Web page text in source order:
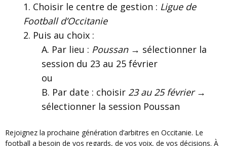
Choisir le centre de gestion : Ligue de
Football d’Occitanie
Puis au choix :
Par lieu : Poussan→ sélectionner la
session du 23 au 25 février
ou
Par date : choisir 23 au 25 février→
sélectionner la session Poussan
Rejoignez la prochaine génération d’arbitres en Occitanie. Le
football a besoin de vos regards, de vos voix, de vos décisions. À